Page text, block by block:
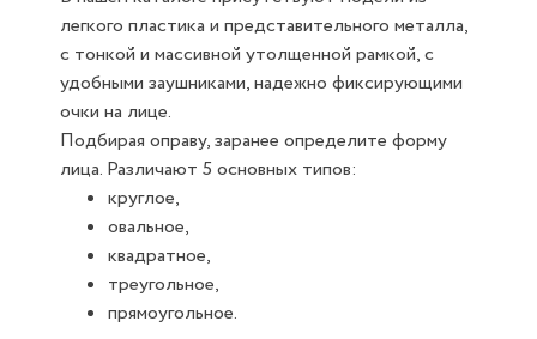
легкого пластика и представительного металла,
с тонкой и массивной утолщенной рамкой, с
удобными заушниками, надежно фиксирующими
очки на лице.
Подбирая оправу, заранее определите форму
лица. Различают 5 основных типов:
круглое,
овальное,
квадратное,
треугольное,
прямоугольное.